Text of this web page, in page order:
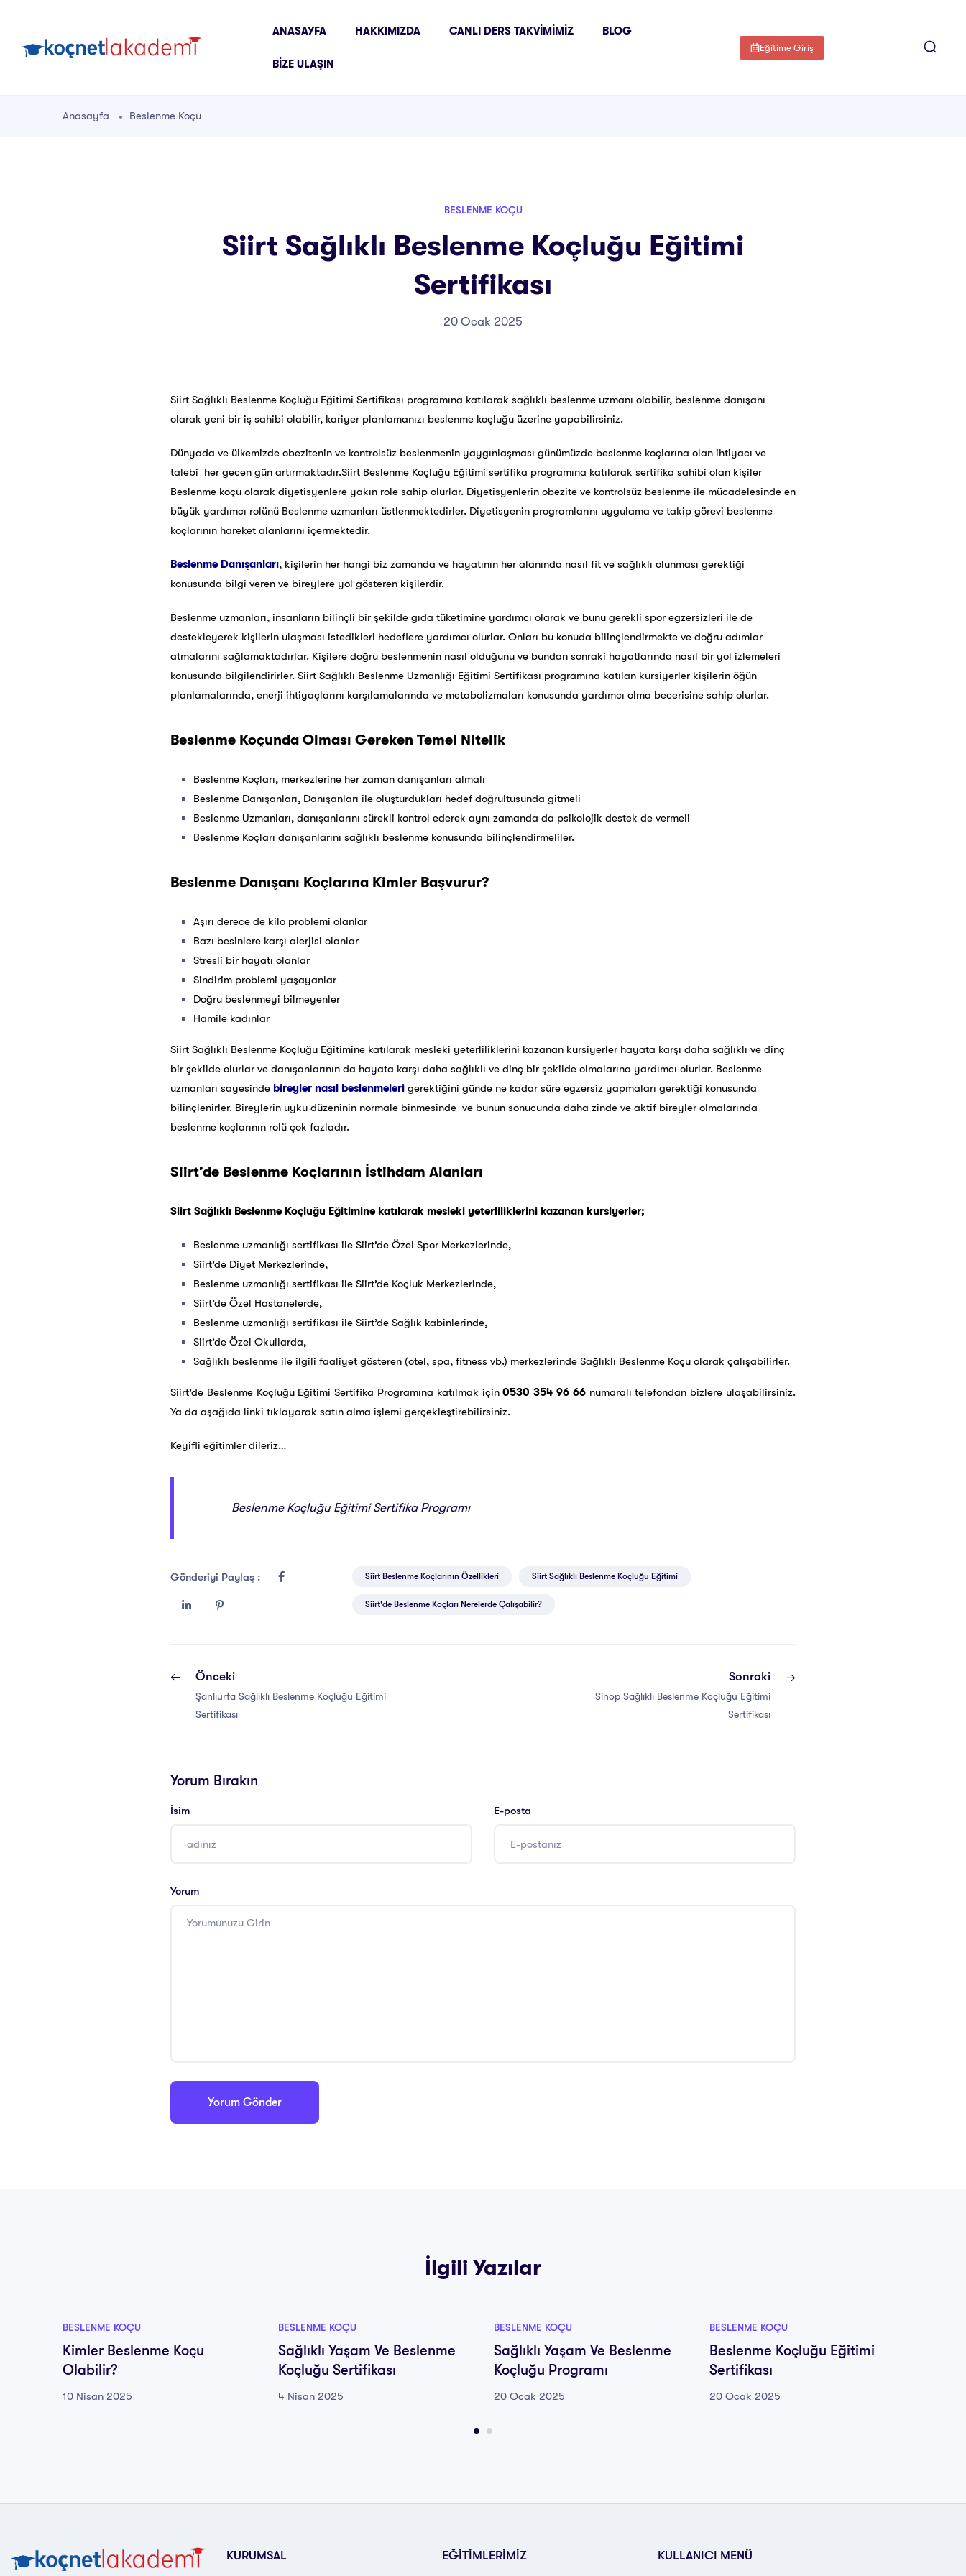
ANASAYFA HAKKIMIZDA CANLI DERS TAKVIMIMIZ BLOG
BIZE ULAŞIN
Eğitime Giriş
Anasayfa Beslenme Koçu
BESLENME KOÇU
Siirt Sağlıklı Beslenme Koçluğu Eğitimi
Sertifikası
20 Ocak 2025
Siirt Sağlıklı Beslenme Koçluğu Eğitimi Sertifikası programına katılarak sağlıklı beslenme uzmanı olabilir, beslenme danışanı
olarak yeni bir iş sahibi olabilir, kariyer planlamanızı beslenme koçluğu üzerine yapabilirsiniz.
Dünyada ve ülkemizde obezitenin ve kontrolsüz beslenmenin yaygınlaşması günümüzde beslenme koçlarına olan ihtiyacı ve
talebi her gecen gün artırmaktadır.Siirt Beslenme Koçluğu Eğitimi sertifika programına katılarak sertifika sahibi olan kişiler
Beslenme koçu olarak diyetisyenlere yakın role sahip olurlar. Diyetisyenlerin obezite ve kontrolsüz beslenme ile mücadelesinde en
büyük yardımcı rolünü Beslenme uzmanları üstlenmektedirler. Diyetisyenin programlarını uygulama ve takip görevi beslenme
koçlarının hareket alanlarını içermektedir.
Beslenme Danışanları, kişilerin her hangi biz zamanda ve hayatının her alanında nasıl fit ve sağlıklı olunması gerektiği
konusunda bilgi veren ve bireylere yol gösteren kişilerdir.
Beslenme uzmanları, insanların bilinçli bir şekilde gıda tüketimine yardımcı olarak ve bunu gerekli spor egzersizleri ile de
destekleyerek kişilerin ulaşması istedikleri hedeflere yardımcı olurlar. Onları bu konuda bilinçlendirmekte ve doğru adımlar
atmalarını sağlamaktadırlar. Kişilere doğru beslenmenin nasıl olduğunu ve bundan sonraki hayatlarında nasıl bir yol izlemeleri
konusunda bilgilendirirler. Siirt Sağlıklı Beslenme Uzmanlığı Eğitimi Sertifikası programına katılan kursiyerler kişilerin öğün
planlamalarında, enerji ihtiyaçlarını karşılamalarında ve metabolizmaları konusunda yardımcı olma becerisine sahip olurlar.
Beslenme Koçunda Olması Gereken Temel Nitelik
Beslenme Koçları, merkezlerine her zaman danışanları almalı
Beslenme Danışanları, Danışanları ile oluşturdukları hedef doğrultusunda gitmeli
Beslenme Uzmanları, danışanlarını sürekli kontrol ederek aynı zamanda da psikolojik destek de vermeli
Beslenme Koçları danışanlarını sağlıklı beslenme konusunda bilinçlendirmeliler.
Beslenme Danışanı Koçlarına Kimler Başvurur?
Aşırı derece de kilo problemi olanlar
Bazı besinlere karşı alerjisi olanlar
Stresli bir hayatı olanlar
Sindirim problemi yaşayanlar
Doğru beslenmeyi bilmeyenler
Hamile kadınlar
Siirt Sağlıklı Beslenme Koçluğu Eğitimine katılarak mesleki yeterliliklerini kazanan kursiyerler hayata karşı daha sağlıklı ve dinç
bir şekilde olurlar ve danışanlarının da hayata karşı daha sağlıklı ve dinç bir şekilde olmalarına yardımcı olurlar. Beslenme
uzmanları sayesinde bireyler nasıl beslenmeleri gerektiğini günde ne kadar süre egzersiz yapmaları gerektiği konusunda
bilinçlenirler. Bireylerin uyku düzeninin normale binmesinde ve bunun sonucunda daha zinde ve aktif bireyler olmalarında
beslenme koçlarının rolü çok fazladır.
Siirt’de Beslenme Koçlarının İstihdam Alanları
Siirt Sağlıklı Beslenme Koçluğu Eğitimine katılarak mesleki yeterliliklerini kazanan kursiyerler;
Beslenme uzmanlığı sertifikası ile Siirt’de Özel Spor Merkezlerinde,
Siirt’de Diyet Merkezlerinde,
Beslenme uzmanlığı sertifikası ile Siirt’de Koçluk Merkezlerinde,
Siirt’de Özel Hastanelerde,
Beslenme uzmanlığı sertifikası ile Siirt’de Sağlık kabinlerinde,
Siirt’de Özel Okullarda,
Sağlıklı beslenme ile ilgili faaliyet gösteren (otel, spa, fitness vb.) merkezlerinde Sağlıklı Beslenme Koçu olarak çalışabilirler.
Siirt’de Beslenme Koçluğu Eğitimi Sertifika Programına katılmak için0530 354 96 66numaralı telefondan bizlere ulaşabilirsiniz.
Ya da aşağıda linki tıklayarak satın alma işlemi gerçekleştirebilirsiniz.
Keyifli eğitimler dileriz…
Beslenme Koçluğu Eğitimi Sertifika Programı
Gönderiyi Paylaş : Siirt Beslenme Koçlarının Özellikleri Siirt Sağlıklı Beslenme Koçluğu Eğitimi
Siirt'de Beslenme Koçları Nerelerde Çalışabilir?
Önceki
Şanlıurfa Sağlıklı Beslenme Koçluğu Eğitimi
Sertifikası
Sonraki
Sinop Sağlıklı Beslenme Koçluğu Eğitimi
Sertifikası
Yorum Bırakın
İsim E-posta
Yorum
İlgili Yazılar
BESLENME KOÇU
Kimler Beslenme Koçu
Olabilir?
10 Nisan 2025
BESLENME KOÇU
Sağlıklı Yaşam Ve Beslenme
Koçluğu Sertifikası
4 Nisan 2025
BESLENME KOÇU
Sağlıklı Yaşam Ve Beslenme
Koçluğu Programı
20 Ocak 2025
BESLENME KOÇU
Beslenme Koçluğu Eğitimi
Sertifikası
20 Ocak 2025
KURUMSAL EĞİTİMLERİMİZ KULLANICI MENÜ